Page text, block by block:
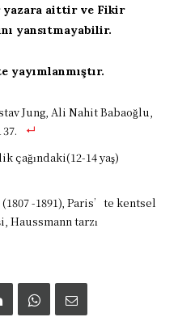
yazara aittir ve Fikir
yansıtmayabilir.
yayımlanmıştır.
Jung, Ali Nahit Babaoğlu,
çağındaki(12-14 yaş)
-1891), Paris’te kentsel
Haussmann tarzı